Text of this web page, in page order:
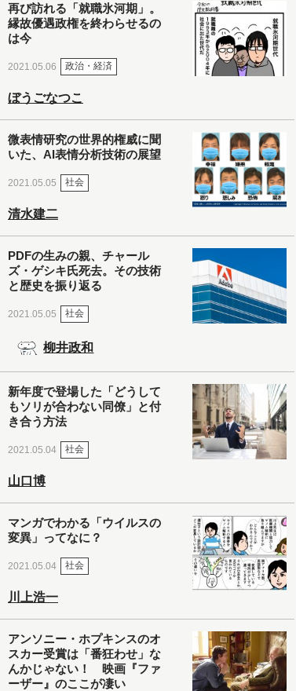
再び訪れる「就職氷河期」。
縁故優遇政権を終わらせるの
は今
2021.05.06 政治・経済
ぼうごなつこ
微表情研究の世界的権威に聞
いた、AI表情分析技術の展望
2021.05.05 社会
清水建二
PDFの生みの親、チャール
ズ・ゲシキ氏死去。その技術
と歴史を振り返る
2021.05.05 社会
柳井政和
新年度で登場した「どうして
もソリが合わない同僚」と付
き合う方法
2021.05.04 社会
山口博
マンガでわかる「ウイルスの
変異」ってなに？
2021.05.04 社会
川上浩一
アンソニー・ホプキンスのオ
スカー受賞は「番狂わせ」な
んかじゃない！ 映画『ファ
ーザー』のここが凄い